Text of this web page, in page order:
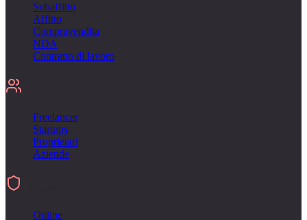
Subaffitto
Affitto
Compravendita
NDA
Contratto di lavoro
Freelancer
Startups
Proprietari
Aziende
Online